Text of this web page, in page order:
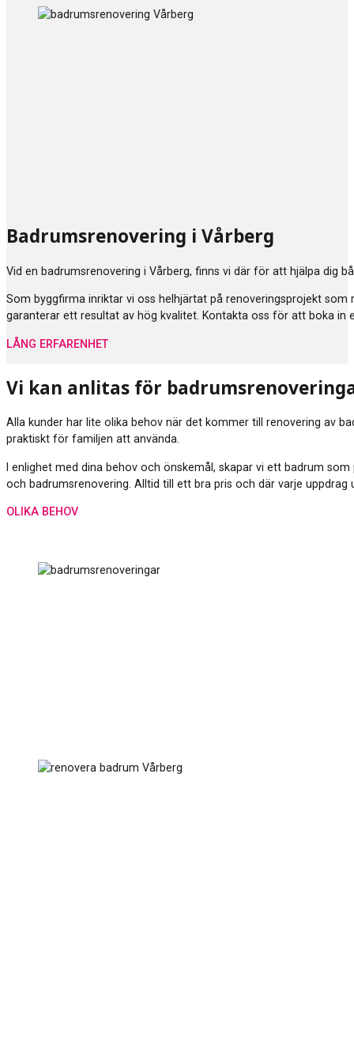
Badrumsrenovering i Vårberg
Vid en badrumsrenovering i Vårberg, finns vi där för att hjälpa dig
Som byggfirma inriktar vi oss helhjärtat på renoveringsprojekt
garanterar ett resultat av hög kvalitet. Kontakta oss för att boka
LÅNG ERFARENHET
Vi kan anlitas för
Alla kunder har lite olika behov när det kommer till renovering av
praktiskt för familjen att använda.
I enlighet med dina behov och önskemål, skapar vi ett badrum
och badrumsrenovering. Alltid till ett bra pris och där varje
OLIKA BEHOV